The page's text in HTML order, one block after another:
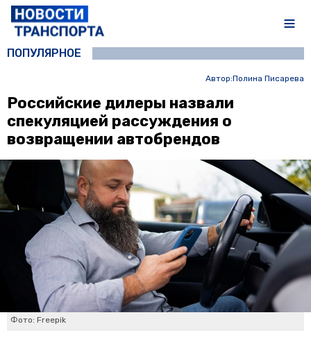
ПОПУЛЯРНОЕ
Автор:Полина Писарева
Российские дилеры назвали
спекуляцией рассуждения о
возвращении автобрендов
Фото: Freepik